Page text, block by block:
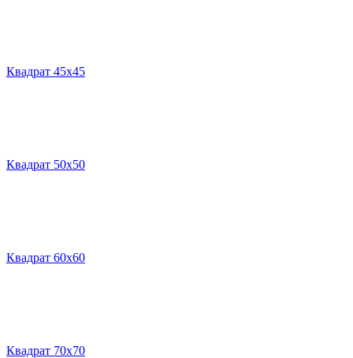
Квадрат 45х45
Квадрат 50х50
Квадрат 60х60
Квадрат 70х70